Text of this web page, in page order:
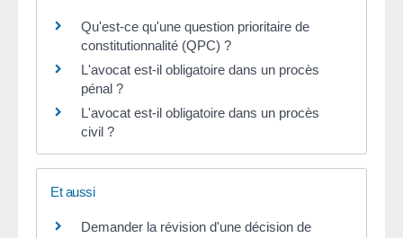
Qu'est-ce qu'une question prioritaire de
constitutionnalité (QPC) ?
L'avocat est-il obligatoire dans un procès
pénal ?
L'avocat est-il obligatoire dans un procès
civil ?
Et aussi
Demander la révision d'une décision de